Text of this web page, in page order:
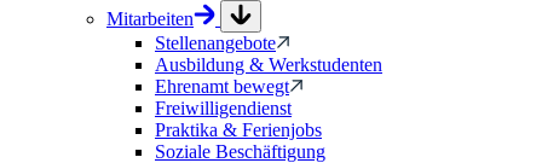
Mitarbeiten
Stellenangebote
Ausbildung & Werkstudenten
Ehrenamt bewegt
Freiwilligendienst
Praktika & Ferienjobs
Soziale Beschäftigung